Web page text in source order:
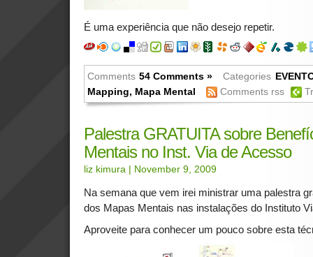
É uma experiência que não desejo repetir.
Comments 54 Comments » Categories
Mapping, Mapa Mental Comments rss
Palestra GRATUITA sobre
Mentais no Inst. Via de Acesso
liz kimura | November 9, 2009
Na semana que vem irei ministrar uma palestra
dos Mapas Mentais nas instalações do Instituto
Aproveite para conhecer um pouco sobre esta